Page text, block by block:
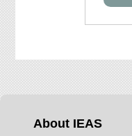
About IEAS